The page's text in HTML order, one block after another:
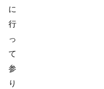
に
行
っ
て
参
り